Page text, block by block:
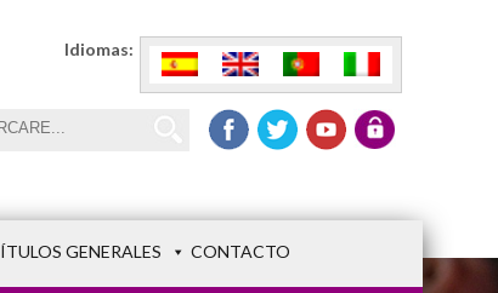
Idiomas:
GENERALES CONTACTO